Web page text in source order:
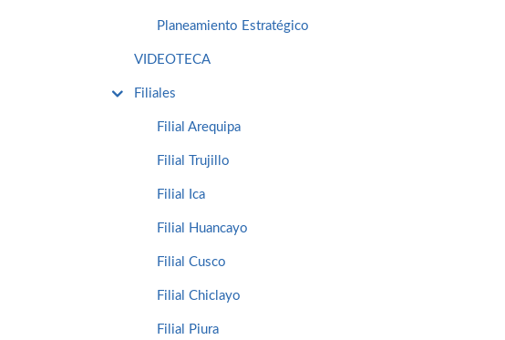
Planeamiento Estratégico
VIDEOTECA
Filiales
Filial Arequipa
Filial Trujillo
Filial Ica
Filial Huancayo
Filial Cusco
Filial Chiclayo
Filial Piura